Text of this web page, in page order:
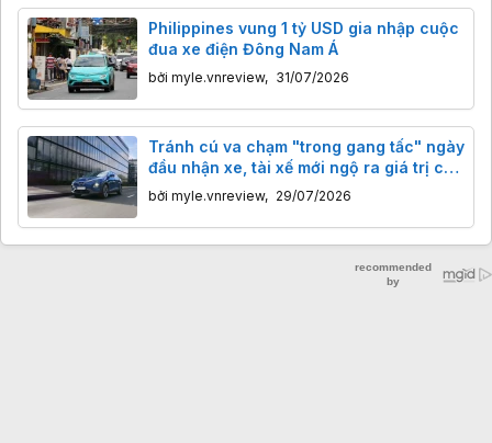
Philippines vung 1 tỷ USD gia nhập cuộc
đua xe điện Đông Nam Á
bởi myle.vnreview, 31/07/2026
Tránh cú va chạm "trong gang tấc" ngày
đầu nhận xe, tài xế mới ngộ ra giá trị của
công nghệ
bởi myle.vnreview, 29/07/2026